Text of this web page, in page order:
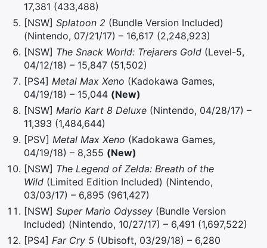
17,381 (433,488)
[NSW] Splatoon 2 (Bundle Version Included)
(Nintendo, 07/21/17) – 16,617 (2,248,923)
[NSW] The Snack World: Trejarers Gold (Level-5,
04/12/18) – 15,847 (51,502)
[PS4] Metal Max Xeno (Kadokawa Games,
04/19/18) – 15,044 (New)
[NSW] Mario Kart 8 Deluxe (Nintendo, 04/28/17) –
11,393 (1,484,644)
[PSV] Metal Max Xeno (Kadokawa Games,
04/19/18) – 8,355 (New)
[NSW] The Legend of Zelda: Breath of the
Wild (Limited Edition Included) (Nintendo,
03/03/17) – 6,895 (961,427)
[NSW] Super Mario Odyssey (Bundle Version
Included) (Nintendo, 10/27/17) – 6,491 (1,697,522)
[PS4] Far Cry 5 (Ubisoft, 03/29/18) – 6,280